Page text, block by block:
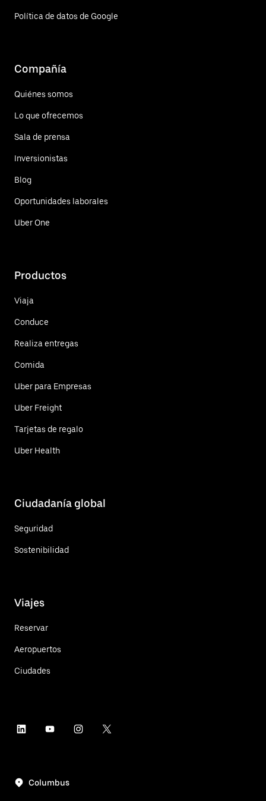
Política de datos de Google
Compañía
Quiénes somos
Lo que ofrecemos
Sala de prensa
Inversionistas
Blog
Oportunidades laborales
Uber One
Productos
Viaja
Conduce
Realiza entregas
Comida
Uber para Empresas
Uber Freight
Tarjetas de regalo
Uber Health
Ciudadanía global
Seguridad
Sostenibilidad
Viajes
Reservar
Aeropuertos
Ciudades
Columbus